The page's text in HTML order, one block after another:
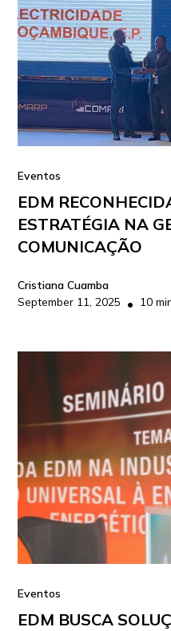
Eventos
EDM
ESTRATÉGIA NA
COMUNICAÇÃO
Cristiana Cuamba
September 11, 2025 • 10
Eventos
EDM BUSCA